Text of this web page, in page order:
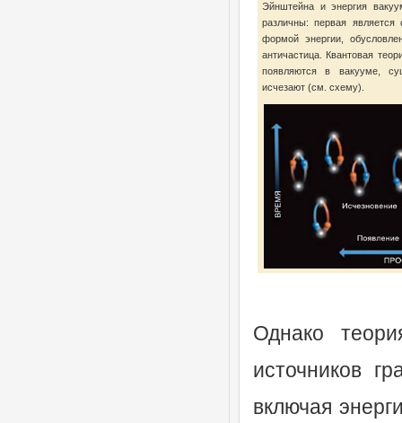
Эйнштейна и энергия
различны: первая является
формой энергии,
античастица. Квантовая
появляются в вакууме,
исчезают (см. схему).
Однако
источников
включая